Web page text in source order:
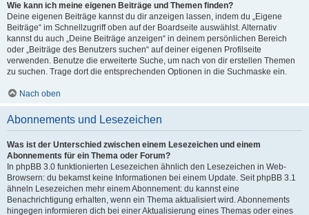
Wie kann ich meine eigenen Beiträge und Themen finden?
Deine eigenen Beiträge kannst du dir anzeigen lassen, indem du „Eigene
Beiträge“ im Schnellzugriff oben auf der Boardseite auswählst. Alternativ
kannst du auch „Deine Beiträge anzeigen“ in deinem persönlichen Bereich
oder „Beiträge des Benutzers suchen“ auf deiner eigenen Profilseite
verwenden. Benutze die erweiterte Suche, um nach von dir erstellen Themen
zu suchen. Trage dort die entsprechenden Optionen in die Suchmaske ein.
Nach oben
Abonnements und Lesezeichen
Was ist der Unterschied zwischen einem Lesezeichen und einem
Abonnements für ein Thema oder Forum?
In phpBB 3.0 funktionierten Lesezeichen ähnlich den Lesezeichen in Web-
Browsern: du bekamst keine Informationen bei einem Update. Seit phpBB 3.1
ähneln Lesezeichen mehr einem Abonnement: du kannst eine
Benachrichtigung erhalten, wenn ein Thema aktualisiert wird. Abonnements
hingegen informieren dich bei einer Aktualisierung eines Themas oder eines